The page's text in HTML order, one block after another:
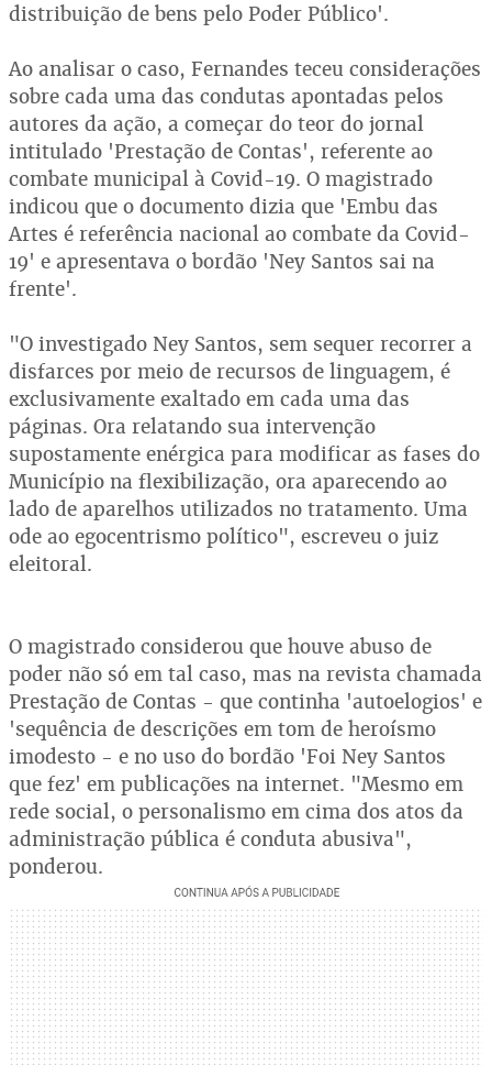
distribuição de bens pelo Poder Público'.
Ao analisar o caso, Fernandes teceu considerações
sobre cada uma das condutas apontadas pelos
autores da ação, a começar do teor do jornal
intitulado 'Prestação de Contas', referente ao
combate municipal à Covid-19. O magistrado
indicou que o documento dizia que 'Embu das
Artes é referência nacional ao combate da Covid-
19' e apresentava o bordão 'Ney Santos sai na
frente'.
"O investigado Ney Santos, sem sequer recorrer a
disfarces por meio de recursos de linguagem, é
exclusivamente exaltado em cada uma das
páginas. Ora relatando sua intervenção
supostamente enérgica para modificar as fases do
Município na flexibilização, ora aparecendo ao
lado de aparelhos utilizados no tratamento. Uma
ode ao egocentrismo político", escreveu o juiz
eleitoral.
O magistrado considerou que houve abuso de
poder não só em tal caso, mas na revista chamada
Prestação de Contas - que continha 'autoelogios' e
'sequência de descrições em tom de heroísmo
imodesto - e no uso do bordão 'Foi Ney Santos
que fez' em publicações na internet. "Mesmo em
rede social, o personalismo em cima dos atos da
administração pública é conduta abusiva",
ponderou.